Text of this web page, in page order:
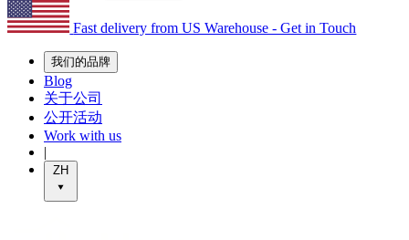
Fast delivery from US Warehouse - Get in Touch
我们的品牌
Blog
关于公司
公开活动
Work with us
|
ZH